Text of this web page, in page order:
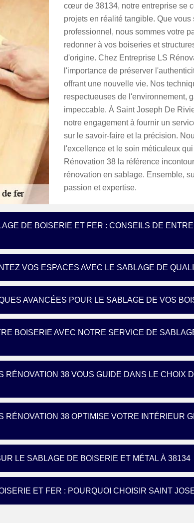
cœur de 38134, notre entreprise se
projets en réalité tangible. Que
professionnel, nous sommes votre
redonner à vos boiseries et
d'origine. Chez Entreprise LS
l'importance de préserver
offrant une nouvelle vie. Nos
respectueuses de l'environnement,
impeccable. À Saint Joseph De
notre engagement à fournir un
sur le savoir-faire et la précision.
l'excellence et le soin méticuleux
Rénovation 38 la référence
rénovation en sablage. Ensemble,
passion et expertise.
DE BOISERIE ET FER : CONSEILS DE
VOS ESPACES AVEC LE SABLAGE DE
AVANCÉES POUR LE SABLAGE DE VOS
BOISERIE AVEC NOTRE SERVICE DE
RÉNOVATION 38 VOUS GUIDE DANS LE CHOIX
RÉNOVATION 38 OPTIMISE VOTRE INTÉRIEUR
LE SABLAGE DE BOISERIE ET MÉTAL À 38134
ET FER : POURQUOI CHOISIR SAINT